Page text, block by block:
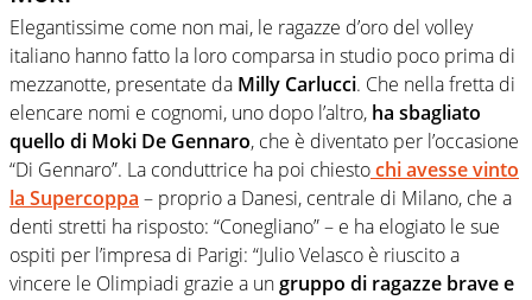
Elegantissime come non mai, le ragazze d’oro del volley
italiano hanno fatto la loro comparsa in studio poco prima di
mezzanotte, presentate da Milly Carlucci. Che nella fretta di
elencare nomi e cognomi, uno dopo l’altro, ha sbagliato
quello di Moki De Gennaro, che è diventato per l’occasione
“Di Gennaro”. La conduttrice ha poi chiestochi avesse vinto
la Supercoppa – proprio a Danesi, centrale di Milano, che a
denti stretti ha risposto: “Conegliano” – e ha elogiato le sue
ospiti per l’impresa di Parigi: “Julio Velasco è riuscito a
vincere le Olimpiadi grazie a ungruppo di ragazze brave e